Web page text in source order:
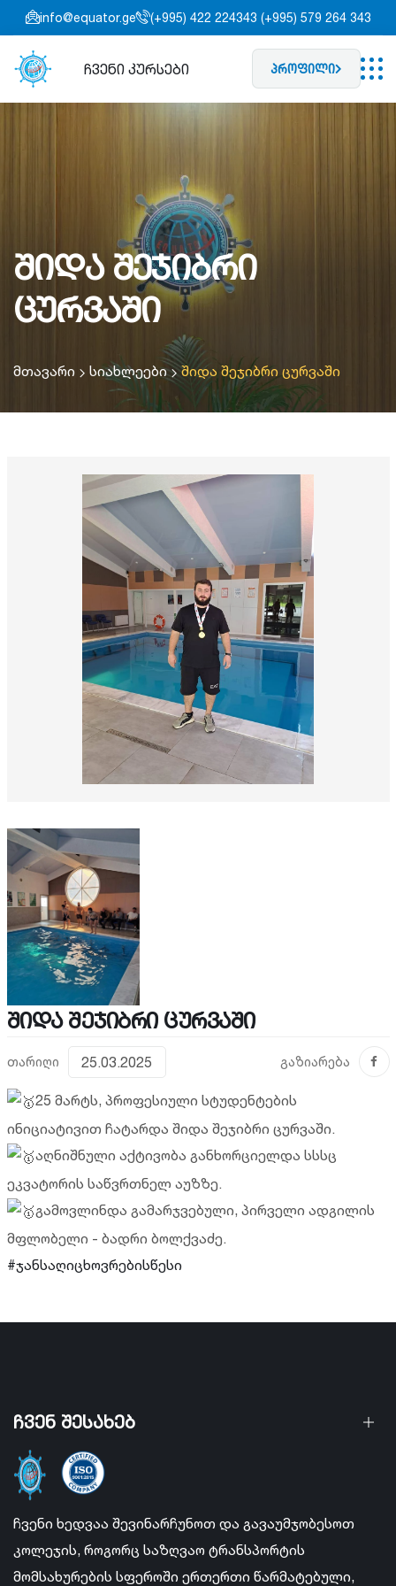
info@equator.ge (+995) 422 224343 (+995) 579 264 343
ჩვენი კურსები პროფილი
შიდა შეჯიბრი
ცურვაში
მთავარი სიახლეები შიდა შეჯიბრი ცურვაში
შიდა შეჯიბრი ცურვაში
თარიღი 25.03.2025 გაზიარება
25 მარტს, პროფესიული სტუდენტების
ინიციატივით ჩატარდა შიდა შეჯიბრი ცურვაში.
აღნიშნული აქტივობა განხორციელდა სსსც
ეკვატორის საწვრთნელ აუზზე.
გამოვლინდა გამარჯვებული, პირველი ადგილის
მფლობელი - ბადრი ბოლქვაძე.
#ჯანსაღიცხოვრებისწესი
ჩვენ შესახებ
ჩვენი ხედვაა შევინარჩუნოთ და გავაუმჯობესოთ
კოლეჯის, როგორც საზღვაო ტრანსპორტის
მომსახურების სფეროში ერთერთი წარმატებული,